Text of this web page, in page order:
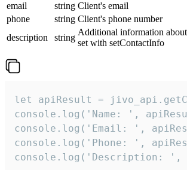
email
string Client's email
phone
string Client's phone number
description
string
Additional information
set with setContactInfo
let apiResult =
console.log('Name: ',
console.log('Email: ',
console.log('Phone: ',
console.log('Description: ',